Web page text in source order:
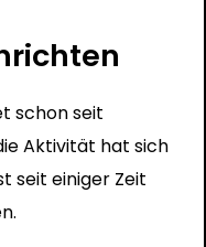
schon seit
Aktivität hat sich
seit einiger Zeit